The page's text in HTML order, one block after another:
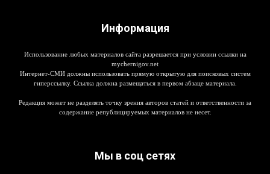
Информация
Использование любых материалов сайта разрешается при условии ссылки на
mychernigov.net
Интернет-СМИ должны использовать прямую открытую для поисковых систем
гиперссылку. Ссылка должна размещаться в первом абзаце материала.
Редакция может не разделять точку зрения авторов статей и ответственности за
содержание републицируемых материалов не несет.
Мы в соц сетях